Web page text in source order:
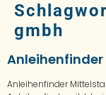
gmbh
Anleihenfinder